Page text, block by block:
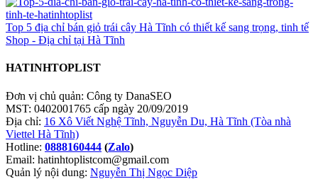
Top 5 địa chỉ bán giỏ trái cây Hà Tĩnh có thiết kế sang trọng, tinh tế
Shop - Địa chỉ tại Hà Tĩnh
HATINHTOPLIST
Đơn vị chủ quản: Công ty DanaSEO
MST: 0402001765 cấp ngày 20/09/2019
Địa chỉ: 16 Xô Viết Nghệ Tĩnh, Nguyễn Du, Hà Tĩnh (Tòa nhà
Viettel Hà Tĩnh)
Hotline: 0888160444 (Zalo)
Email: hatinhtoplistcom@gmail.com
Quản lý nội dung: Nguyễn Thị Ngọc Diệp